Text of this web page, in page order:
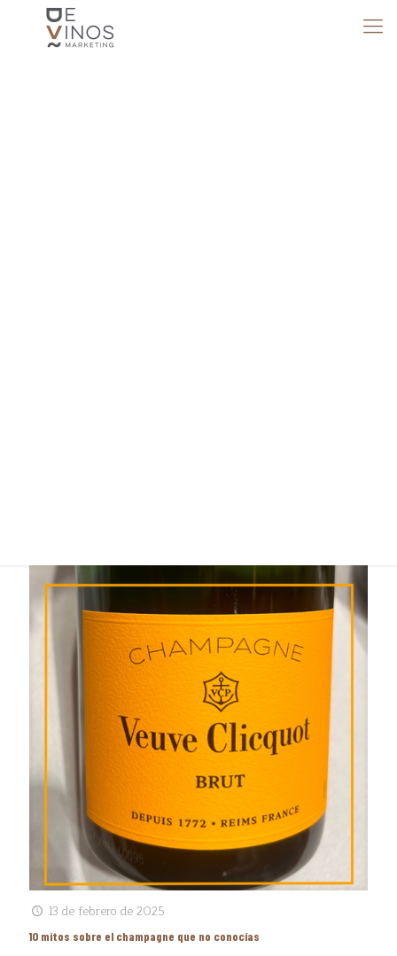
13 de febrero de 2025
10 mitos sobre el champagne que no conocías